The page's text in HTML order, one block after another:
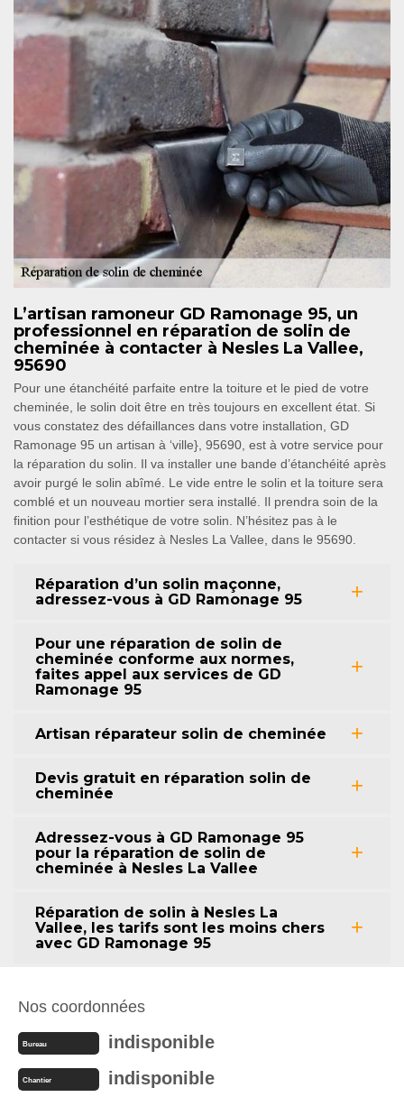
L’artisan ramoneur GD Ramonage 95, un
professionnel en réparation de solin de
cheminée à contacter à Nesles La Vallee,
95690
Pour une étanchéité parfaite entre la toiture et le pied de votre
cheminée, le solin doit être en très toujours en excellent état. Si
vous constatez des défaillances dans votre installation, GD
Ramonage 95 un artisan à ‘ville}, 95690, est à votre service pour
la réparation du solin. Il va installer une bande d’étanchéité après
avoir purgé le solin abîmé. Le vide entre le solin et la toiture sera
comblé et un nouveau mortier sera installé. Il prendra soin de la
finition pour l’esthétique de votre solin. N’hésitez pas à le
contacter si vous résidez à Nesles La Vallee, dans le 95690.
Réparation d’un solin maçonne,
adressez-vous à GD Ramonage 95
Pour une réparation de solin de
cheminée conforme aux normes,
faites appel aux services de GD
Ramonage 95
Artisan réparateur solin de cheminée
Devis gratuit en réparation solin de
cheminée
Adressez-vous à GD Ramonage 95
pour la réparation de solin de
cheminée à Nesles La Vallee
Réparation de solin à Nesles La
Vallee, les tarifs sont les moins chers
avec GD Ramonage 95
Nos coordonnées
Bureau indisponible
Chantier indisponible